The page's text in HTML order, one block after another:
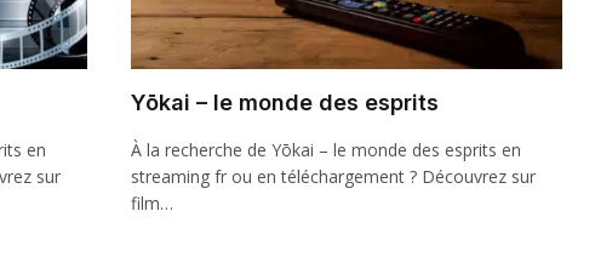
en
sur
Yōkai – le monde des esprits
À la recherche de Yōkai – le monde des esprits en
streaming fr ou en téléchargement ? Découvrez sur
film…